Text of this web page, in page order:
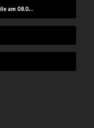
23 Kleinigkeiten gegen Langeweile am 08.08.2021